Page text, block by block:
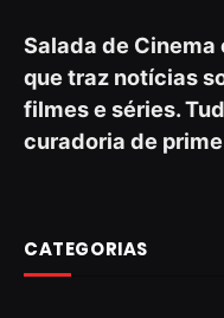
Salada de Cinema
que traz notícias
filmes e séries.
curadoria de
CATEGORIAS